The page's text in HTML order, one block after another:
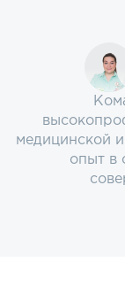
медицинской
опыт в